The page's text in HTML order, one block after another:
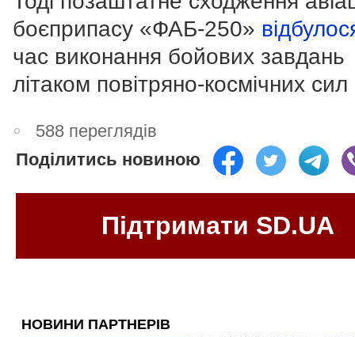
боєприпасу «ФАБ-250»
час виконання бойових завдань
літаком повітряно-космічних
588 переглядів
Поділитись новиною
Підтримати SD.UA